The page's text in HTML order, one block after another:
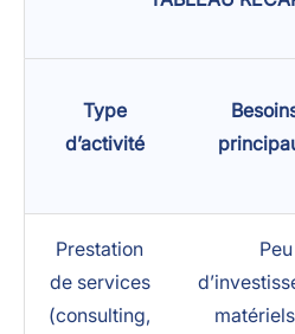
Type
d’activité
Prestation
de services
(consulting,
Peu